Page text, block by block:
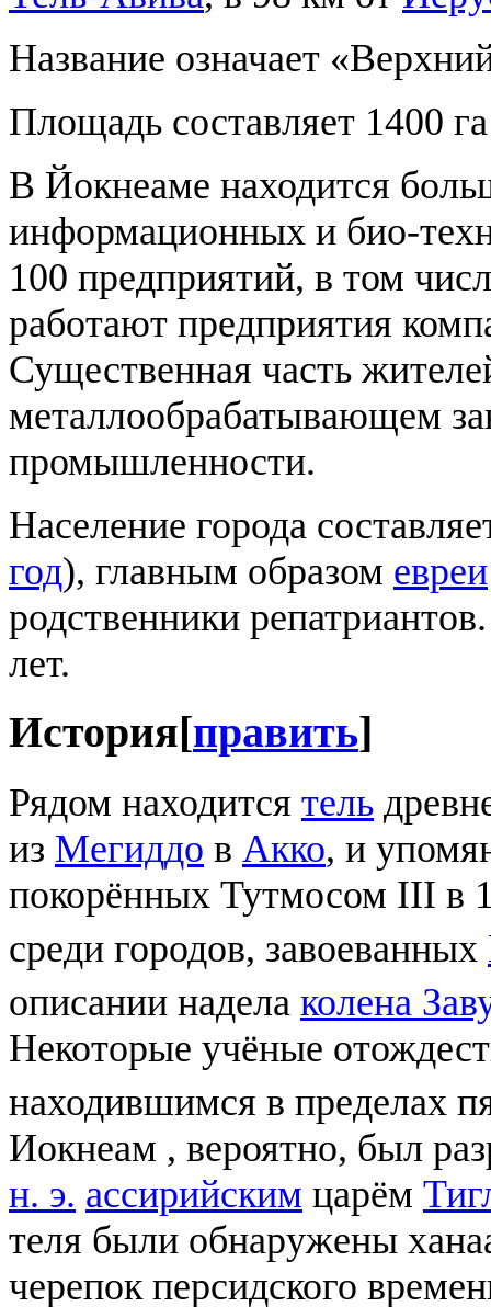
Название означает
Площадь составляет 1400
В Йокнеаме находится
информационных и био-
100 предприятий, в том
работают предприятия
Существенная часть
металлообрабатывающем
промышленности.
Население города
год), главным образом евреи
родственники
лет.
История [править]
Рядом находится тель
из Мегиддо в Акко, и
покорённых Тутмосом III в
среди городов, завоеванных
описании надела колена
Некоторые учёные
находившимся в пределах
Иокнеам , вероятно, был
н. э. ассирийским царём
теля были обнаружены
черепок персидского